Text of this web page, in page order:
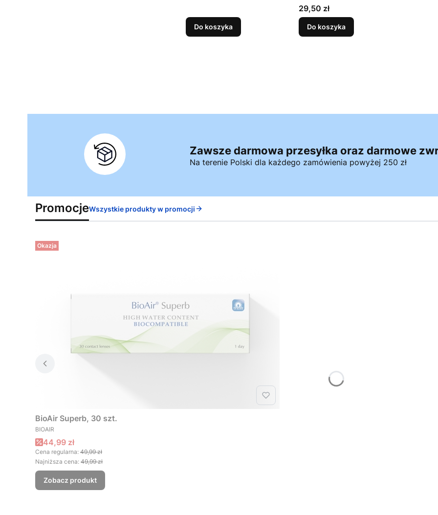
Do koszyka
Cena
29,50 zł
Do koszyka
Zawsze darmowa przesyłka oraz darmowe
Na terenie Polski dla każdego zamówienia powyżej 250 zł
PromocjeWszystkie produkty w promocji
Okazja
BioAir Superb, 30 szt.
PRODUCENT
BIOAIR
Cena promocyjna
44,99 zł
Cena regularna: 49,99 zł
Najniższa cena: 49,99 zł
Zobacz produkt